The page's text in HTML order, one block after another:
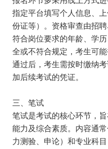
指定平台填写个人信息、
份证等）。资格审查由招
符合岗位要求的年龄、学
全或不符合规定，考生可
通过后，考生需按时缴纳
加后续考试的凭证。
三、笔试
笔试是考试的核心环节，
能力及综合素质。内容通
力测验、申论）和专业科